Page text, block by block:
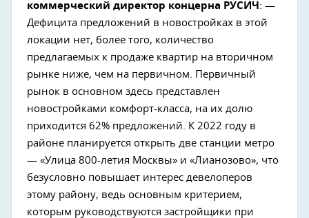
коммерческий директор концерна РУСИЧ : —
Дефицита предложений в новостройках в этой
локации нет, более того, количество
предлагаемых к продаже квартир на вторичном
рынке ниже, чем на первичном. Первичный
рынок в основном здесь представлен
новостройками комфорт-класса, на их долю
приходится 62% предложений. К 2022 году в
районе планируется открыть две станции метро
— «Улица 800-летия Москвы» и «Лианозово», что
безусловно повышает интерес девелоперов
этому району, ведь основным критерием,
которым руководствуются застройщики при